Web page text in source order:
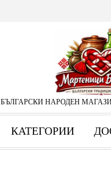
БЪЛГАРСКИ НАРОДЕН
КАТЕГОРИИ